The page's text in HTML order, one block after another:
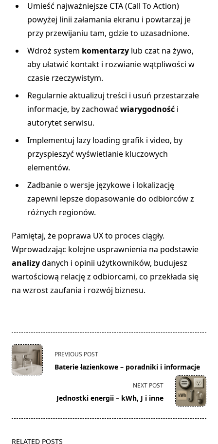
Umieść najważniejsze CTA (Call To Action)
powyżej linii załamania ekranu i powtarzaj je
przy przewijaniu tam, gdzie to uzasadnione.
Wdroż system komentarzy lub czat na żywo,
aby ułatwić kontakt i rozwianie wątpliwości w
czasie rzeczywistym.
Regularnie aktualizuj treści i usuń przestarzałe
informacje, by zachować wiarygodność i
autorytet serwisu.
Implementuj lazy loading grafik i video, by
przyspieszyć wyświetlanie kluczowych
elementów.
Zadbanie o wersje językowe i lokalizację
zapewni lepsze dopasowanie do odbiorców z
różnych regionów.
Pamiętaj, że poprawa UX to proces ciągły.
Wprowadzając kolejne usprawnienia na podstawie
analizydanych i opinii użytkowników, budujesz
wartościową relację z odbiorcami, co przekłada się
na wzrost zaufania i rozwój biznesu.
<span
class="nav-
subtitle
PREVIOUS POST
Baterie łazienkowe – poradniki i informacje
NEXT POST
Jednostki energii – kWh, J i inne
RELATED POSTS